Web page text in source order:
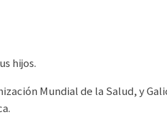
hijos.
Mundial de la Salud, y